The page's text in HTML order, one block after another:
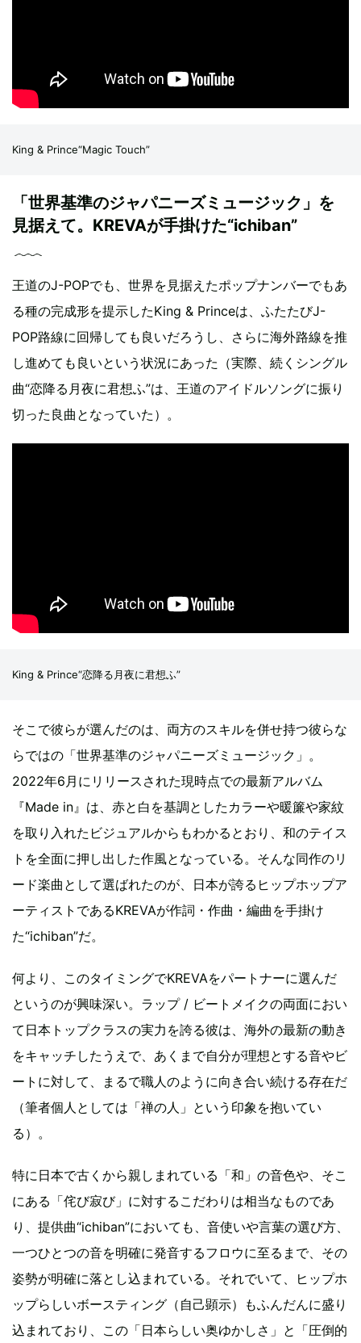
King & Prince“Magic Touch”
「世界基準のジャパニーズミュージック」を
見据えて。KREVAが手掛けた“ichiban”
王道のJ-POPでも、世界を見据えたポップナンバーでもあ
る種の完成形を提示したKing & Princeは、ふたたびJ-
POP路線に回帰しても良いだろうし、さらに海外路線を推
し進めても良いという状況にあった（実際、続くシングル
曲“恋降る月夜に君想ふ”は、王道のアイドルソングに振り
切った良曲となっていた）。
King & Prince“恋降る月夜に君想ふ”
そこで彼らが選んだのは、両方のスキルを併せ持つ彼らな
らではの「世界基準のジャパニーズミュージック」。
2022年6月にリリースされた現時点での最新アルバム
『Made in』は、赤と白を基調としたカラーや暖簾や家紋
を取り入れたビジュアルからもわかるとおり、和のテイス
トを全面に押し出した作風となっている。そんな同作のリ
ード楽曲として選ばれたのが、日本が誇るヒップホップア
ーティストであるKREVAが作詞・作曲・編曲を手掛け
た“ichiban”だ。
何より、このタイミングでKREVAをパートナーに選んだ
というのが興味深い。ラップ / ビートメイクの両面におい
て日本トップクラスの実力を誇る彼は、海外の最新の動き
をキャッチしたうえで、あくまで自分が理想とする音やビ
ートに対して、まるで職人のように向き合い続ける存在だ
（筆者個人としては「禅の人」という印象を抱いてい
る）。
特に日本で古くから親しまれている「和」の音色や、そこ
にある「侘び寂び」に対するこだわりは相当なものであ
り、提供曲“ichiban”においても、音使いや言葉の選び方、
一つひとつの音を明確に発音するフロウに至るまで、その
姿勢が明確に落とし込まれている。それでいて、ヒップホ
ップらしいボースティング（自己顕示）もふんだんに盛り
込まれており、この「日本らしい奥ゆかしさ」と「圧倒的